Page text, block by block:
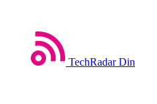
TechRadar Din